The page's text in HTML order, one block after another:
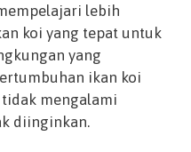
lebih
koi yang tepat untuk
yang
ikan koi
mengalami
diinginkan.